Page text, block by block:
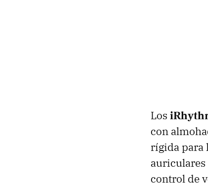
Los
con
rígida para
auriculares
control de